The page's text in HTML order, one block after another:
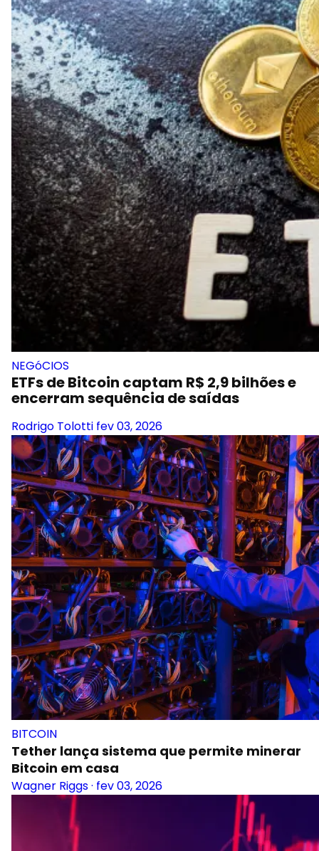
NEGóCIOS
ETFs de Bitcoin captam R$ 2,9 bilhões e
encerram sequência de saídas
Rodrigo Tolotti fev 03, 2026
BITCOIN
Tether lança sistema que permite minerar
Bitcoin em casa
Wagner Riggs· fev 03, 2026